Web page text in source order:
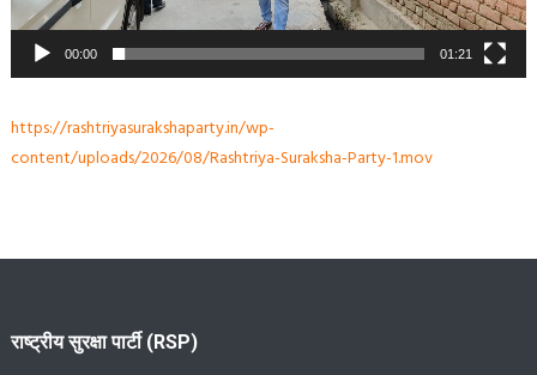
00:00 01:21
https://rashtriyasurakshaparty.in/wp-
content/uploads/2026/08/Rashtriya-Suraksha-Party-1.mov
राष्ट्रीय सुरक्षा पार्टी (RSP)